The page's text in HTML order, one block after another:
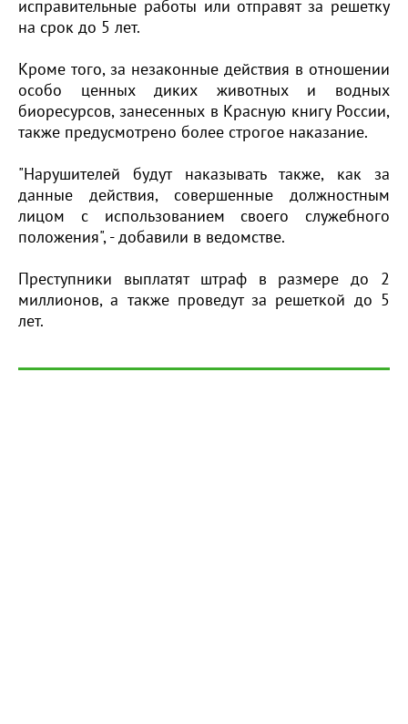
исправительные работы или отправят за решетку
на срок до 5 лет.
Кроме того, за незаконные действия в отношении
особо ценных диких животных и водных
биоресурсов, занесенных в Красную книгу России,
также предусмотрено более строгое наказание.
"Нарушителей будут наказывать также, как за
данные действия, совершенные должностным
лицом с использованием своего служебного
положения", - добавили в ведомстве.
Преступники выплатят штраф в размере до 2
миллионов, а также проведут за решеткой до 5
лет.